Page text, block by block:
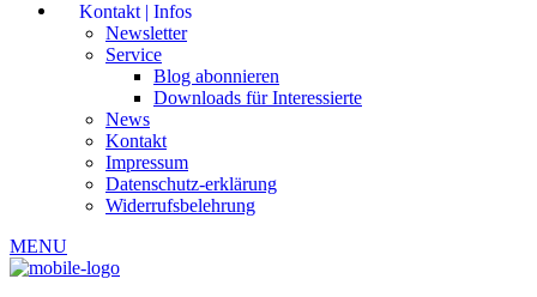
Kontakt | Infos
Newsletter
Service
Blog abonnieren
Downloads für Interessierte
News
Kontakt
Impressum
Datenschutz-erklärung
Widerrufsbelehrung
MENU